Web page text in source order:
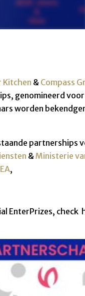
Kitchen & Compass
genomineerd
worden
partnerships
&Ministerie
,
EnterPrizes,